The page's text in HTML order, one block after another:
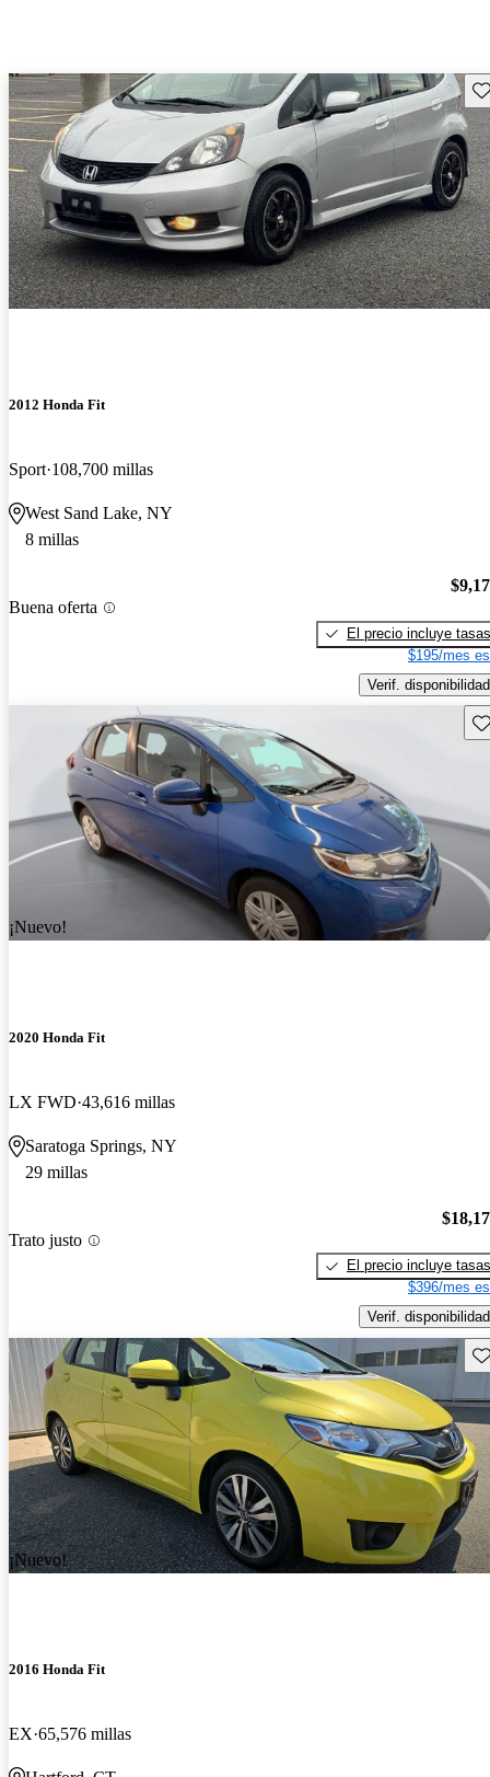
2012 Honda Fit
Sport 108,700 millas
West Sand Lake, NY
8 millas
Buena oferta
El precio incluye tasas
$195/mes
Verif. disponibilidad
¡Nuevo!
2020 Honda Fit
LX FWD 43,616 millas
Saratoga Springs, NY
29 millas
Trato justo
El precio incluye tasas
$396/mes
Verif. disponibilidad
¡Nuevo!
2016 Honda Fit
EX 65,576 millas